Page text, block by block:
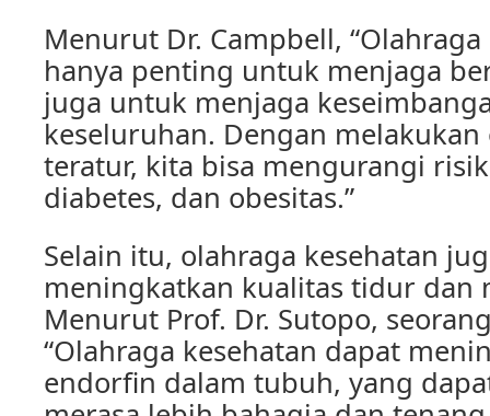
Menurut Dr. Campbell,
hanya penting untuk menjaga
juga untuk menjaga
keseluruhan. Dengan melakukan
teratur, kita bisa mengurangi
diabetes, dan obesitas.”
Selain itu, olahraga kesehatan
meningkatkan kualitas tidur dan
Menurut Prof. Dr. Sutopo,
“Olahraga kesehatan dapat
endorfin dalam tubuh, yang